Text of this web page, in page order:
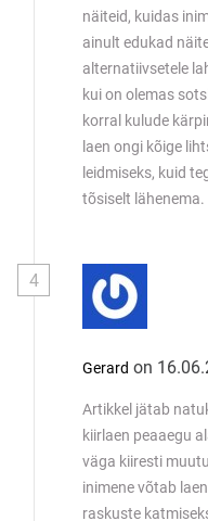
näiteid, kuidas
ainult edukad
alternatiivsetele
kui on olemas
korral kulude
laen ongi kõige
leidmiseks, kuid
tõsiselt lähenema.
4
Gerard on
Artikkel jätab
kiirlaen peaaegu
väga kiiresti
inimene võtab
raskuste